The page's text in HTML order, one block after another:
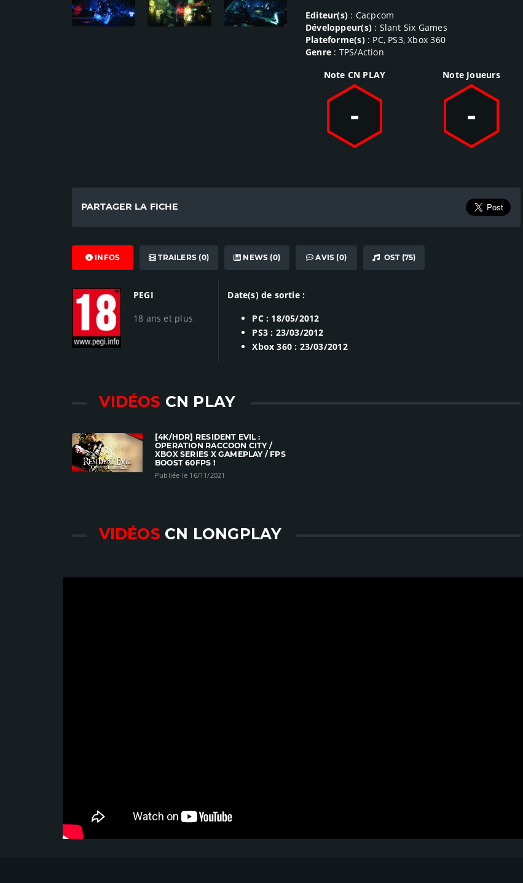
Editeur(s) : Cacpcom
Développeur(s): Slant Six Games
Plateforme(s): PC, PS3, Xbox 360
Genre : TPS/Action
Note CN PLAY
-
Note Joueurs
-
PARTAGER LA FICHE
INFOS TRAILERS (0) NEWS (0) AVIS (0) OST (75)
PEGI
18 ans et plus
Date(s) de sortie :
PC : 18/05/2012
PS3 : 23/03/2012
Xbox 360 : 23/03/2012
VIDÉOS CN PLAY
[4K/HDR] RESIDENT EVIL :
OPERATION RACCOON CITY /
XBOX SERIES X GAMEPLAY / FPS
BOOST 60FPS !
Publiée le 16/11/2021
VIDÉOS CN LONGPLAY